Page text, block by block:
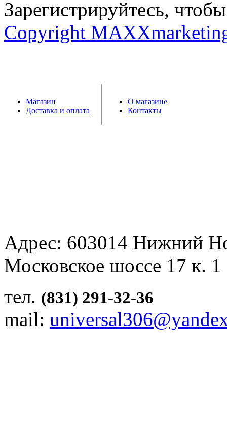
Зарегистрируйтесь,
Copyright
Магазин
Доставка и оплата
О магазине
Контакты
Адрес: 603014 Нижний
Московское шоссе 17 к.
тел. (831) 291-32-36
mail: